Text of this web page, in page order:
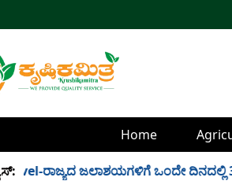
Home
ರಾಜ್ಯದ ಜಲಾಶಯಗಳಿಗೆ ಒಂದೇ ದಿನದಲ್ಲಿ 34